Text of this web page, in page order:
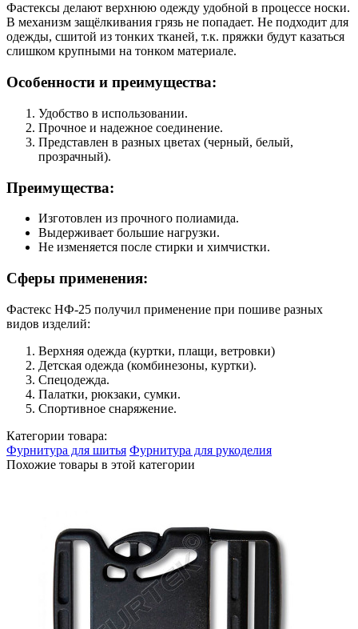
Фастексы делают верхнюю одежду удобной в процессе носки.
В механизм защёлкивания грязь не попадает. Не подходит для
одежды, сшитой из тонких тканей, т.к. пряжки будут казаться
слишком крупными на тонком материале.
Особенности и преимущества:
Удобство в использовании.
Прочное и надежное соединение.
Представлен в разных цветах (черный, белый,
прозрачный).
Преимущества:
Изготовлен из прочного полиамида.
Выдерживает большие нагрузки.
Не изменяется после стирки и химчистки.
Сферы применения:
Фастекс НФ-25 получил применение при пошиве разных
видов изделий:
Верхняя одежда (куртки, плащи, ветровки)
Детская одежда (комбинезоны, куртки).
Спецодежда.
Палатки, рюкзаки, сумки.
Спортивное снаряжение.
Категории товара:
Фурнитура для шитья Фурнитура для рукоделия
Похожие товары в этой категории